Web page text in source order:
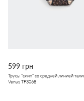
599 грн
Трусы "слип" со средней линией
Venus TP3068